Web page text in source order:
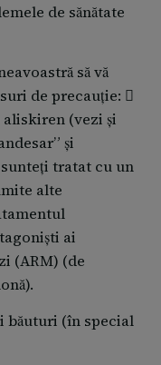
de sănătate
să vă
de precauție: 
(vezi și
și
tratat cu un
alte
ai
(ARM) (de
băuturi (în special